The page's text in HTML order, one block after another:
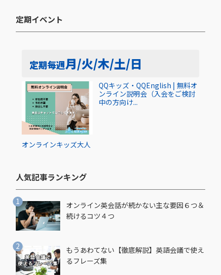
定期イベント​
定期毎週月/火/木/土/日
オンラインキッズ大人
QQキッズ・QQEnglish | 無料オ
ンライン説明会（入会をご検討
中の方向け...
人気記事ランキング​
オンライン英会話が続かない主な要因６つ＆
続けるコツ４つ
もうあわてない【徹底解説】英語会議で使え
るフレーズ集